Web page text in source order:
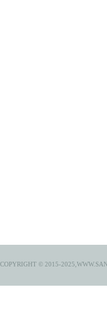
COPYRIGHT © 2015-